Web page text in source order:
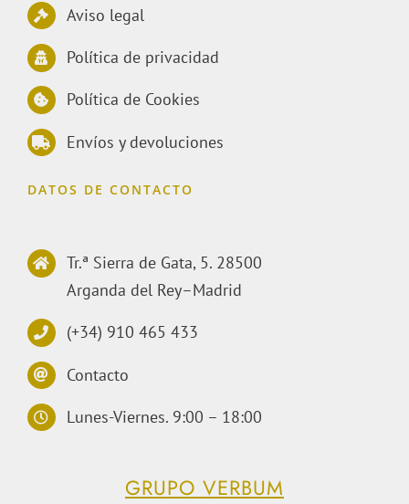
Aviso legal
Política de privacidad
Política de Cookies
Envíos y devoluciones
DATOS DE CONTACTO
Tr.ª Sierra de Gata, 5. 28500
Arganda del Rey–Madrid
(+34) 910 465 433
Contacto
Lunes-Viernes. 9:00 – 18:00
GRUPO VERBUM